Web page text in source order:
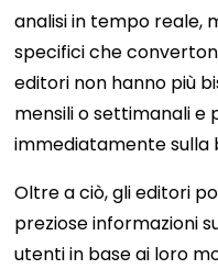
analisi in tempo reale,
specifici che
editori non hanno più
mensili o settimanali e
immediatamente sulla
Oltre a ciò, gli editori
preziose informazioni
utenti in base ai loro